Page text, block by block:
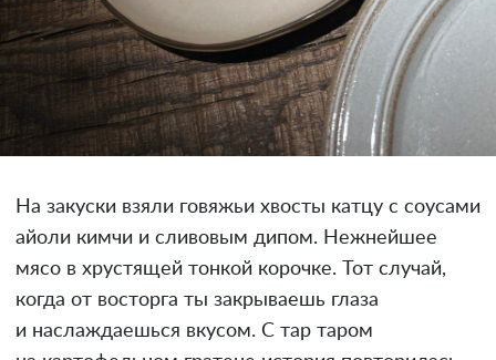
На закуски взяли говяжьи хвосты катцу с соусами
айоли кимчи и сливовым дипом. Нежнейшее
мясо в хрустящей тонкой корочке. Тот случай,
когда от восторга ты закрываешь глаза
и наслаждаешься вкусом. С тар таром